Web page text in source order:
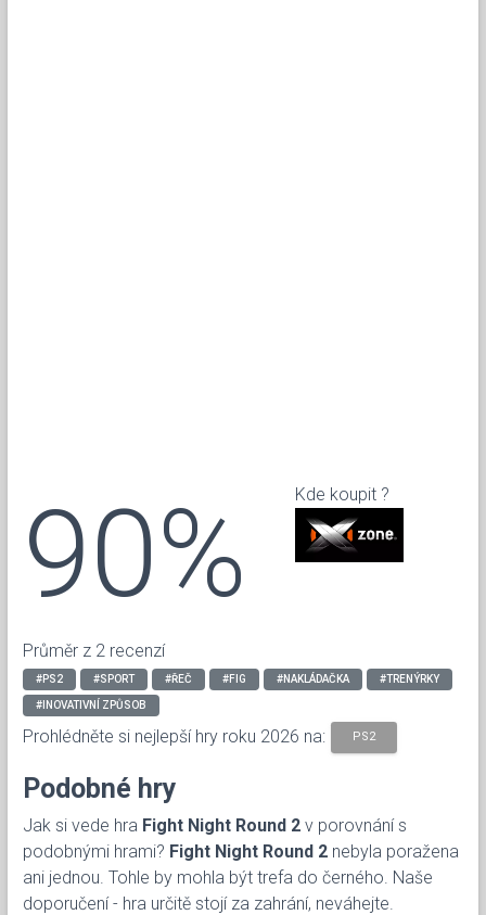
90%
Průměr z 2 recenzí
Kde koupit ?
#PS2 #SPORT #ŘEČ #FIG #NAKLÁDAČKA #TRENÝRKY
#INOVATIVNÍ ZPŮSOB
Prohlédněte si nejlepší hry roku 2026 na: PS2
Podobné hry
Jak si vede hra Fight Night Round 2 v porovnání s
podobnými hrami? Fight Night Round 2 nebyla poražena
ani jednou. Tohle by mohla být trefa do černého. Naše
doporučení - hra určitě stojí za zahrání, neváhejte.